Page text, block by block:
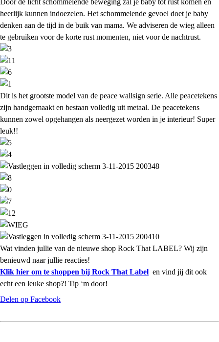
Door de licht schommelende beweging zal je baby tot rust komen en
heerlijk kunnen indoezelen. Het schommelende gevoel doet je baby
denken aan de tijd in de buik van mama. We adviseren de wieg alleen
te gebruiken voor de korte rust momenten, niet voor de nachtrust.
Dit is het grootste model van de peace wallsign serie. Alle peacetekens
zijn handgemaakt en bestaan volledig uit metaal. De peacetekens
kunnen zowel opgehangen als neergezet worden in je interieur! Super
leuk!!
Wat vinden jullie van de nieuwe shop Rock That LABEL? Wij zijn
benieuwd naar jullie reacties!
Klik hier om te shoppen bij Rock That Label en vind jij dit ook
echt een leuke shop?! Tip ‘m door!
Delen op Facebook